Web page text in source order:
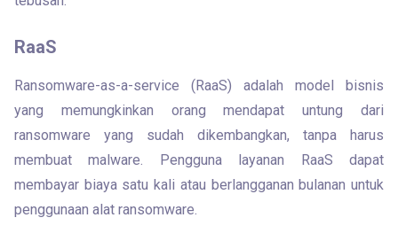
RaaS
Ransomware-as-a-service (RaaS) adalah model bisnis
yang memungkinkan orang mendapat untung dari
ransomware yang sudah dikembangkan, tanpa harus
membuat malware. Pengguna layanan RaaS dapat
membayar biaya satu kali atau berlangganan bulanan untuk
penggunaan alat ransomware.